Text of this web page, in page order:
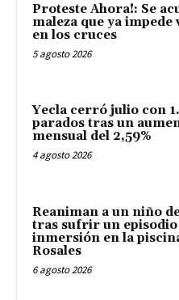
Proteste Ahora!: Se
maleza que ya impede
en los cruces
5 agosto 2026
Yecla cerró julio con
parados tras un
mensual del 2,59%
4 agosto 2026
Reaniman a un niño
tras sufrir un episodio
inmersión en la
Rosales
6 agosto 2026